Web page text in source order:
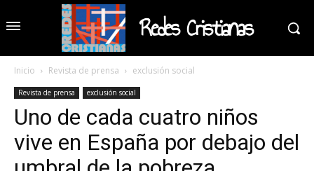
Redes Cristianas
Inicio Revista de prensa exclusión social
Revista de prensa exclusión social
Uno de cada cuatro niños
vive en España por debajo del